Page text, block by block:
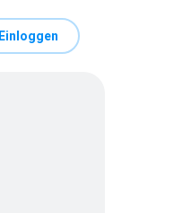
Einloggen